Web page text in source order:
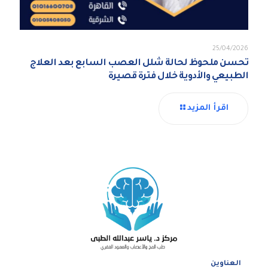
25/04/2026
تحسن ملحوظ لحالة شلل العصب السابع بعد العلاج
الطبيعي والأدوية خلال فترة قصيرة
اقرأ المزيد
العناوين